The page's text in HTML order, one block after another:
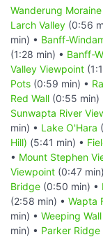
Wanderung
Larch Valley (0:56
min) • Banff-
(1:28 min) • Banff-
Valley Viewpoint
Pots (0:59 min) •
Red Wall (0:55 min)
Sunwapta River
min) • Lake O'Hara
Hill) (5:41 min) •
• Mount Stephen
Viewpoint (0:47
Bridge (0:50 min) •
(2:58 min) • Wapta
min) • Weeping
min) • Parker Ridge